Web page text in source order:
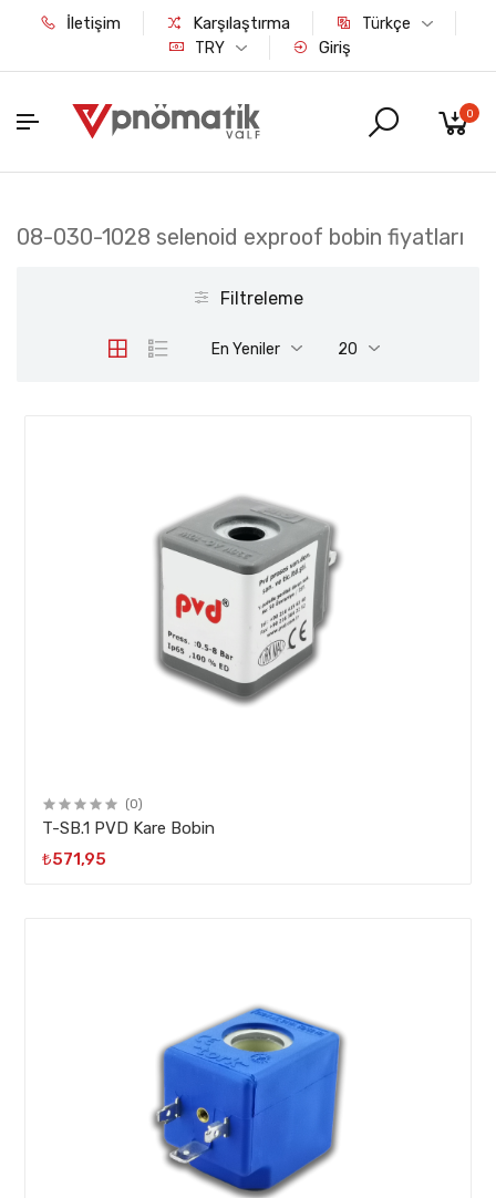
İletişim Karşılaştırma
Türkçe
TRY
Giriş
0
08-030-1028 selenoid exproof bobin fiyatları
Filtreleme
En Yeniler 20
(0)
T-SB.1 PVD Kare Bobin
₺571,95